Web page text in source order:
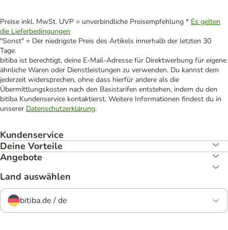
Preise inkl. MwSt. UVP = unverbindliche Preisempfehlung * Es gelten
die Lieferbedingungen
"Sonst" = Der niedrigste Preis des Artikels innerhalb der letzten 30
Tage.
bitiba ist berechtigt, deine E-Mail-Adresse für Direktwerbung für eigene
ähnliche Waren oder Dienstleistungen zu verwenden. Du kannst dem
jederzeit widersprechen, ohne dass hierfür andere als die
Übermittlungskosten nach den Basistarifen entstehen, indem du den
bitiba Kundenservice kontaktierst. Weitere Informationen findest du in
unserer Datenschutzerklärung.
Kundenservice
Deine Vorteile
Angebote
Land auswählen
bitiba.de / de